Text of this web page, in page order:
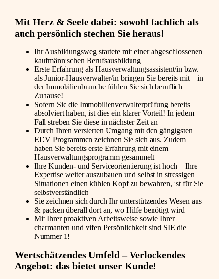
Mit Herz & Seele dabei: sowohl fachlich als
auch persönlich stechen Sie heraus!
Ihr Ausbildungsweg startete mit einer abgeschlossenen
kaufmännischen Berufsausbildung
Erste Erfahrung als Hausverwaltungsassistent/in bzw.
als Junior-Hausverwalter/in bringen Sie bereits mit – in
der Immobilienbranche fühlen Sie sich beruflich
Zuhause!
Sofern Sie die Immobilienverwalterprüfung bereits
absolviert haben, ist dies ein klarer Vorteil! In jedem
Fall streben Sie diese in nächster Zeit an
Durch Ihren versierten Umgang mit den gängigsten
EDV Programmen zeichnen Sie sich aus. Zudem
haben Sie bereits erste Erfahrung mit einem
Hausverwaltungsprogramm gesammelt
Ihre Kunden- und Serviceorientierung ist hoch – Ihre
Expertise weiter auszubauen und selbst in stressigen
Situationen einen kühlen Kopf zu bewahren, ist für Sie
selbstverständlich
Sie zeichnen sich durch Ihr unterstützendes Wesen aus
& packen überall dort an, wo Hilfe benötigt wird
Mit Ihrer proaktiven Arbeitsweise sowie Ihrer
charmanten und vifen Persönlichkeit sind SIE die
Nummer 1!
Wertschätzendes Umfeld – Verlockendes
Angebot: das bietet unser Kunde!